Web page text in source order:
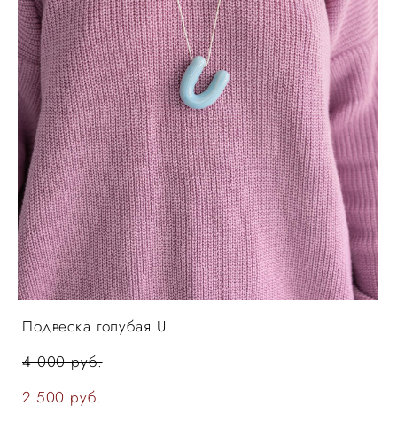
Подвеска голубая U
4 000 pуб.
2 500 pуб.